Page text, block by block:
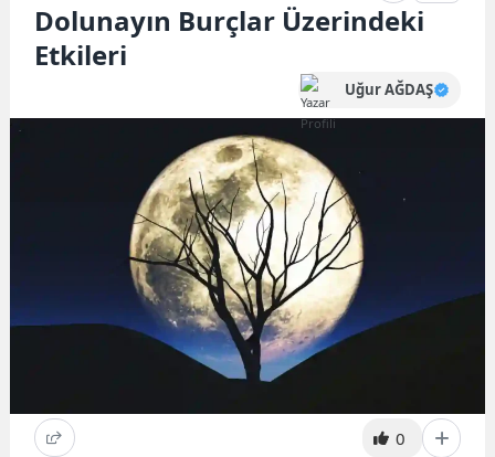
Dolunayın Burçlar Üzerindeki
Etkileri
Uğur AĞDAŞ
0